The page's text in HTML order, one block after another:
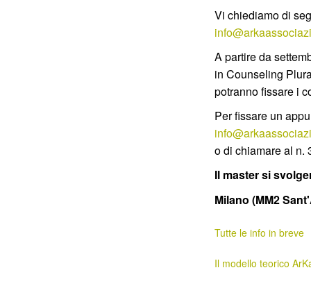
Vi chiediamo di
A partire da
in Counseling
potranno fissare i
Per fissare un
o di chiamare al n.
Il master si
Milano (MM2
Tutte le info in breve
Il modello teorico